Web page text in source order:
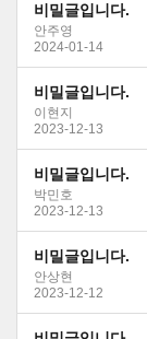
비밀글입니다.
안주영
2024-01-14
비밀글입니다.
이현지
2023-12-13
비밀글입니다.
박민호
2023-12-13
비밀글입니다.
안상현
2023-12-12